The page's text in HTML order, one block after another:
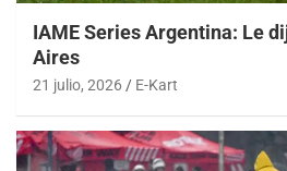
IAME Series Argentina: Le
Aires
21 julio, 2026 E-Kart